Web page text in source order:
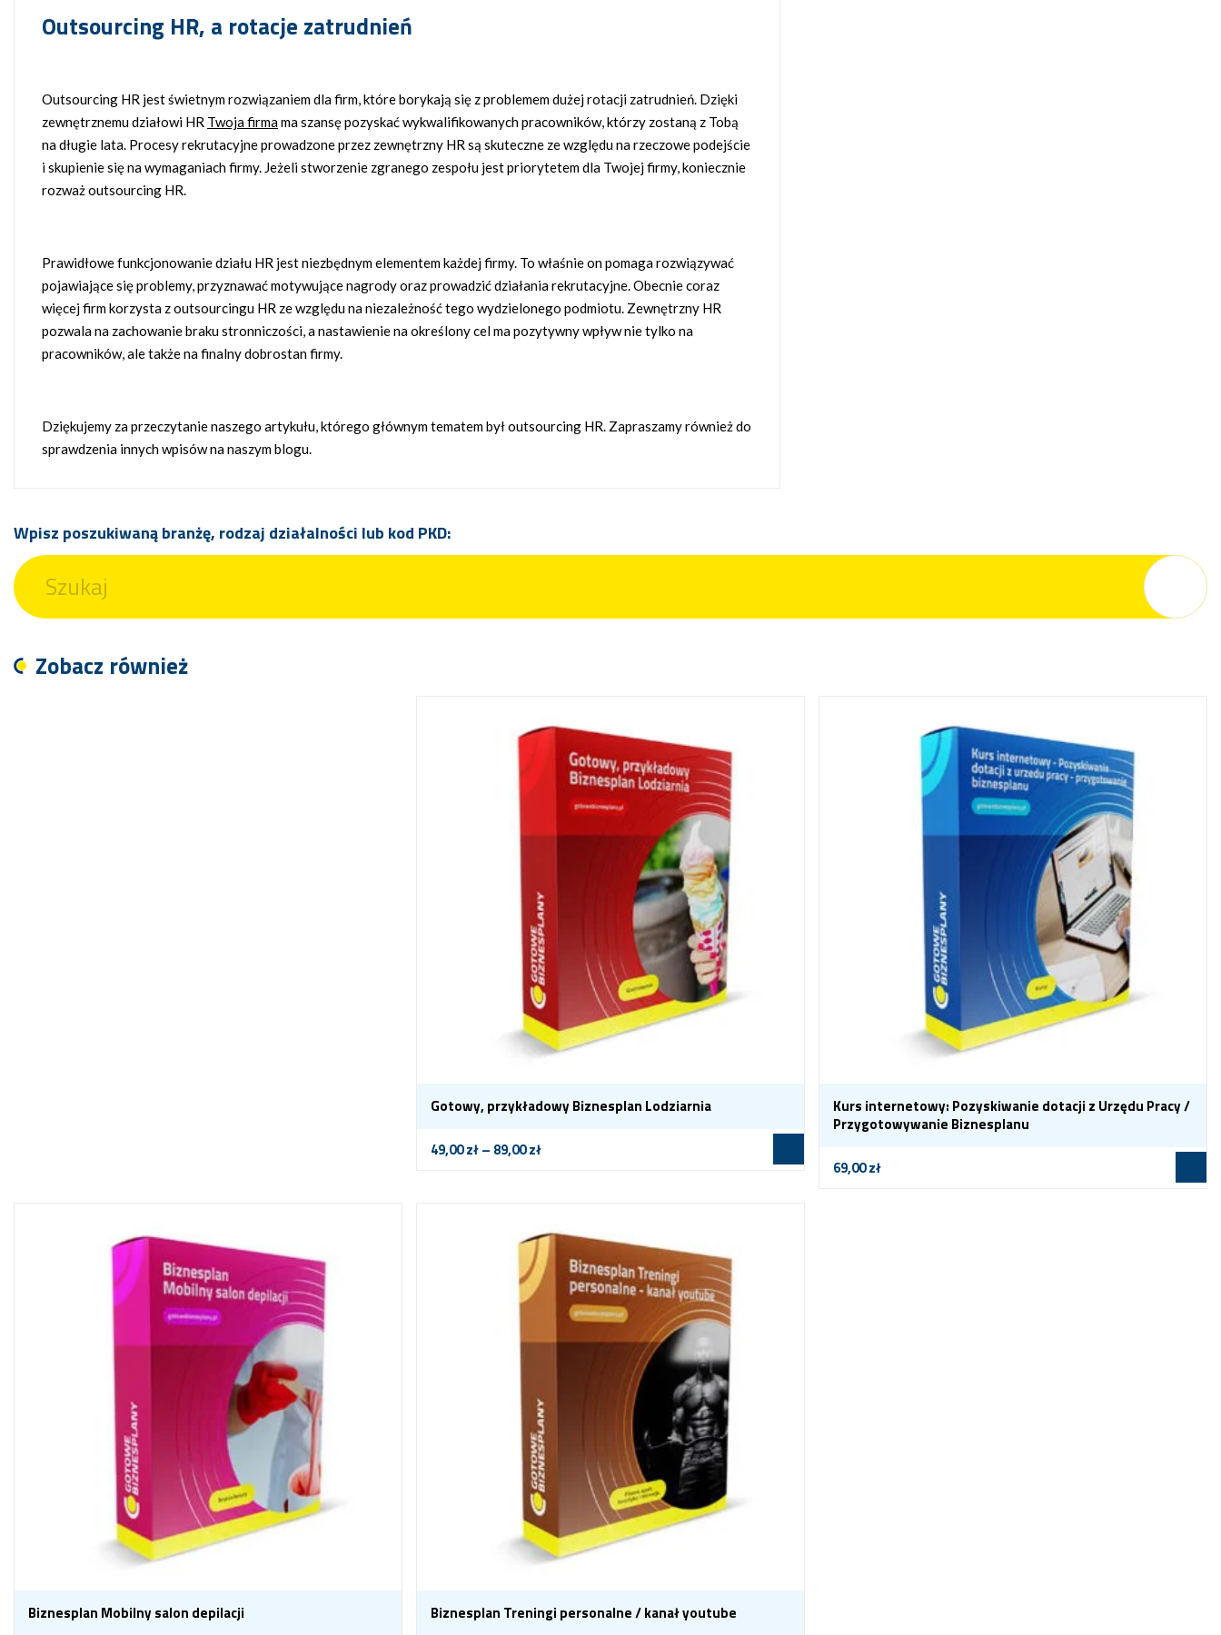
Outsourcing HR, a rotacje zatrudnień
Outsourcing HR jest świetnym rozwiązaniem dla firm, które borykają się z problemem dużej rotacji zatrudnień. Dzięki
zewnętrznemu działowi HR Twoja firmama szansę pozyskać wykwalifikowanych pracowników, którzy zostaną z Tobą
na długie lata. Procesy rekrutacyjne prowadzone przez zewnętrzny HR są skuteczne ze względu na rzeczowe podejście
i skupienie się na wymaganiach firmy. Jeżeli stworzenie zgranego zespołu jest priorytetem dla Twojej firmy, koniecznie
rozważ outsourcing HR.
Prawidłowe funkcjonowanie działu HR jest niezbędnym elementem każdej firmy. To właśnie on pomaga rozwiązywać
pojawiające się problemy, przyznawać motywujące nagrody oraz prowadzić działania rekrutacyjne. Obecnie coraz
więcej firm korzysta z outsourcingu HR ze względu na niezależność tego wydzielonego podmiotu. Zewnętrzny HR
pozwala na zachowanie braku stronniczości, a nastawienie na określony cel ma pozytywny wpływ nie tylko na
pracowników, ale także na finalny dobrostan firmy.
Dziękujemy za przeczytanie naszego artykułu, którego głównym tematem był outsourcing HR. Zapraszamy również do
sprawdzenia innych wpisów na naszym blogu.
Wpisz poszukiwaną branżę, rodzaj działalności lub kod PKD:
Zobacz również
Gotowy, przykładowy Biznesplan Lodziarnia
49,00zł– 89,00zł
Kurs internetowy: Pozyskiwanie dotacji z Urzędu Pracy /
Przygotowywanie Biznesplanu
69,00zł
Biznesplan Mobilny salon depilacji Biznesplan Treningi personalne / kanał youtube